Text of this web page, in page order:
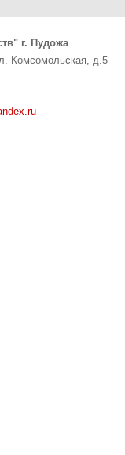
г. Пудожа
Комсомольская, д.5